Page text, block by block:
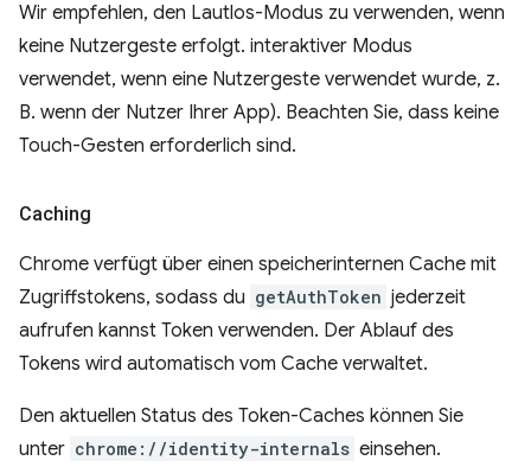
Wir empfehlen, den Lautlos-Modus zu verwenden, wenn
keine Nutzergeste erfolgt. interaktiver Modus
verwendet, wenn eine Nutzergeste verwendet wurde, z.
B. wenn der Nutzer Ihrer App). Beachten Sie, dass keine
Touch-Gesten erforderlich sind.
Caching
Chrome verfügt über einen speicherinternen Cache mit
Zugriffstokens, sodass du getAuthToken jederzeit
aufrufen kannst Token verwenden. Der Ablauf des
Tokens wird automatisch vom Cache verwaltet.
Den aktuellen Status des Token-Caches können Sie
unter chrome://identity-internals einsehen.